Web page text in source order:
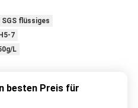
flüssiges
7
L
besten Preis für